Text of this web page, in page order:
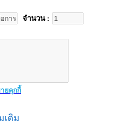
จำนวน :
ยคุกกี้
เติม